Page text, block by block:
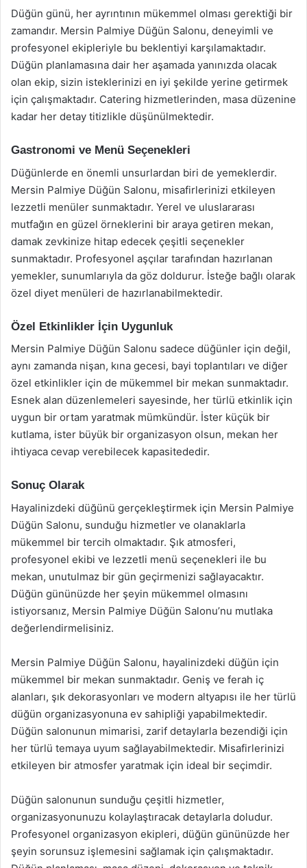
Düğün günü, her ayrıntının mükemmel olması gerektiği bir
zamandır. Mersin Palmiye Düğün Salonu, deneyimli ve
profesyonel ekipleriyle bu beklentiyi karşılamaktadır.
Düğün planlamasına dair her aşamada yanınızda olacak
olan ekip, sizin isteklerinizi en iyi şekilde yerine getirmek
için çalışmaktadır. Catering hizmetlerinden, masa düzenine
kadar her detay titizlikle düşünülmektedir.
Gastronomi ve Menü Seçenekleri
Düğünlerde en önemli unsurlardan biri de yemeklerdir.
Mersin Palmiye Düğün Salonu, misafirlerinizi etkileyen
lezzetli menüler sunmaktadır. Yerel ve uluslararası
mutfağın en güzel örneklerini bir araya getiren mekan,
damak zevkinize hitap edecek çeşitli seçenekler
sunmaktadır. Profesyonel aşçılar tarafından hazırlanan
yemekler, sunumlarıyla da göz doldurur. İsteğe bağlı olarak
özel diyet menüleri de hazırlanabilmektedir.
Özel Etkinlikler İçin Uygunluk
Mersin Palmiye Düğün Salonu sadece düğünler için değil,
aynı zamanda nişan, kına gecesi, bayi toplantıları ve diğer
özel etkinlikler için de mükemmel bir mekan sunmaktadır.
Esnek alan düzenlemeleri sayesinde, her türlü etkinlik için
uygun bir ortam yaratmak mümkündür. İster küçük bir
kutlama, ister büyük bir organizasyon olsun, mekan her
ihtiyaca cevap verebilecek kapasitededir.
Sonuç Olarak
Hayalinizdeki düğünü gerçekleştirmek için Mersin Palmiye
Düğün Salonu, sunduğu hizmetler ve olanaklarla
mükemmel bir tercih olmaktadır. Şık atmosferi,
profesyonel ekibi ve lezzetli menü seçenekleri ile bu
mekan, unutulmaz bir gün geçirmenizi sağlayacaktır.
Düğün gününüzde her şeyin mükemmel olmasını
istiyorsanız, Mersin Palmiye Düğün Salonu’nu mutlaka
değerlendirmelisiniz.
Mersin Palmiye Düğün Salonu, hayalinizdeki düğün için
mükemmel bir mekan sunmaktadır. Geniş ve ferah iç
alanları, şık dekorasyonları ve modern altyapısı ile her türlü
düğün organizasyonuna ev sahipliği yapabilmektedir.
Düğün salonunun mimarisi, zarif detaylarla bezendiği için
her türlü temaya uyum sağlayabilmektedir. Misafirlerinizi
etkileyen bir atmosfer yaratmak için ideal bir seçimdir.
Düğün salonunun sunduğu çeşitli hizmetler,
organizasyonunuzu kolaylaştıracak detaylarla doludur.
Profesyonel organizasyon ekipleri, düğün gününüzde her
şeyin sorunsuz işlemesini sağlamak için çalışmaktadır.